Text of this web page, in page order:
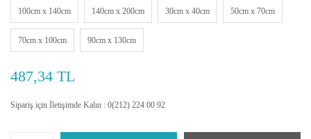
100cm x 140cm 140cm x 200cm 30cm x 40cm 50cm x 70cm
70cm x 100cm 90cm x 130cm
487,34 TL
Sipariş için İletişimde Kalın : 0(212) 224 00 92